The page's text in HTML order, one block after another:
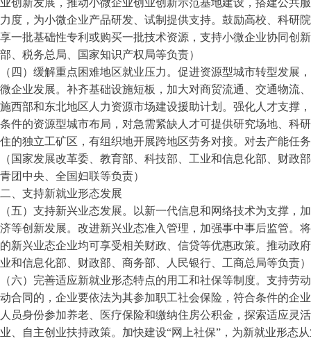
业创新发展，推动小微企业创业创新示范基地建设，搭建公共
力度，为小微企业产品研发、试制提供支持。鼓励高校、科研
享一批基础性专利或购买一批技术资源，支持小微企业协同创
部、税务总局、国家知识产权局等负责）
（四）缓解重点困难地区就业压力。促进资源型城市转型发
微企业发展。补齐基础设施短板，加大对商贸流通、交通物流
施西部和东北地区人力资源市场建设援助计划。强化人才支撑
条件的资源型城市布局，对急需紧缺人才可提供研究场地、科
住的独立工矿区，有组织地开展跨地区劳务对接。对去产能任
（国家发展改革委、教育部、科技部、工业和信息化部、财
青团中央、全国妇联等负责）
二、支持新就业形态发展
（五）支持新兴业态发展。以新一代信息和网络技术为支撑
济等创新发展。改进新兴业态准入管理，加强事中事后监管。
的新兴业态企业均可享受相关财政、信贷等优惠政策。推动政
业和信息化部、财政部、商务部、人民银行、工商总局等负责）
（六）完善适应新就业形态特点的用工和社保等制度。支持
动合同的，企业要依法为其参加职工社会保险，符合条件的企
人员身份参加养老、医疗保险和缴纳住房公积金，探索适应灵
业、自主创业扶持政策。加快建设“网上社保”，为新就业形态